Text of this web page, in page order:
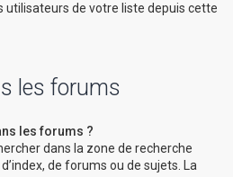
utilisateurs de votre liste depuis cette
les forums
les forums ?
dans la zone de recherche
de forums ou de sujets. La